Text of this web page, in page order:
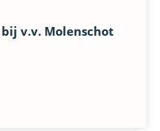
v.v. Molenschot